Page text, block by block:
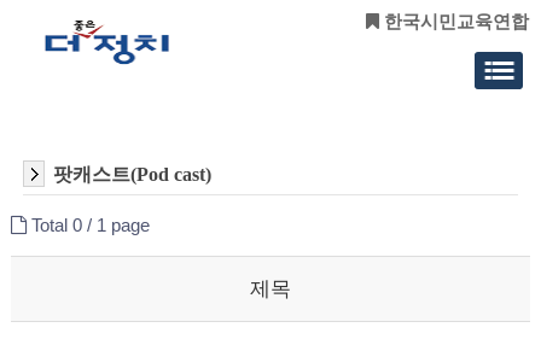
한국시민교육연합
팟캐스트(Pod cast)
Total 0 /1 page
제목